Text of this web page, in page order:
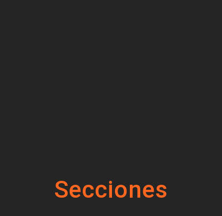
Secciones